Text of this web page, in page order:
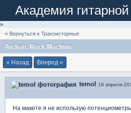
Академия гитарной
»
« Вернуться к Транзисторные
Archaic Rock Machine
« Назад Вперед »
temol 16 апреля
На макете я не использую